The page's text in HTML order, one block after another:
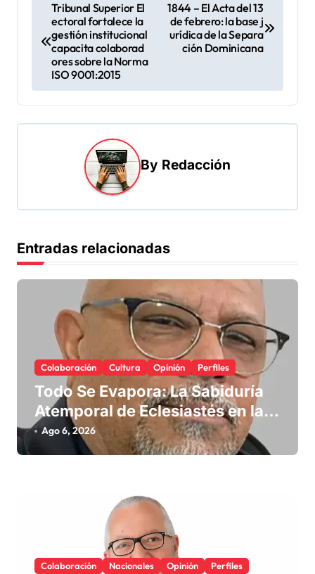
g
a
n
e
e
a
d
a
Tribunal Superior El
ectoral fortalece la
gestión institucional
capacita colaborad
ores sobre la Norma
ISO 9001:2015
1844 – El Acta del 13
de febrero: la base j
urídica de la Separa
ción Dominicana
By Redacción
Entradas relacionadas
Colaboración Cultura Opinión Perfiles
Todo Se Evapora: La Sabiduría
Atemporal de Eclesiastés en la
Era Digital
Ago 6, 2026
Colaboración Nacionales Opinión
Perfiles